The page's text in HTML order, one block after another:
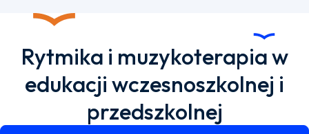
Rytmika i muzykoterapia w
edukacji wczesnoszkolnej i
przedszkolnej